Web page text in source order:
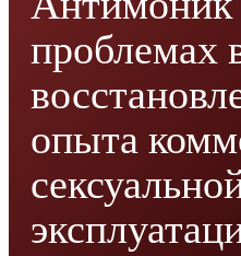
проблемах
опыта